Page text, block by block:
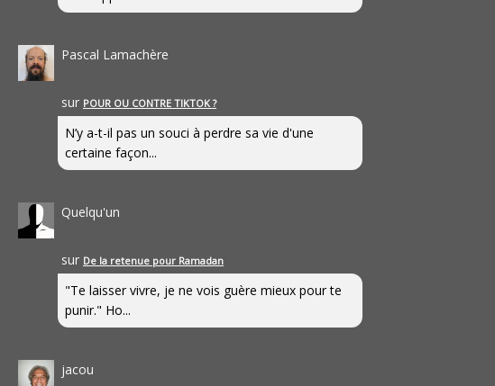
Pascal Lamachère
sur POUR OU CONTRE TIKTOK ?
N’y a-t-il pas un souci à perdre sa vie d'une
certaine façon...
Quelqu'un
sur De la retenue pour Ramadan
"Te laisser vivre, je ne vois guère mieux pour te
punir." Ho...
jacou